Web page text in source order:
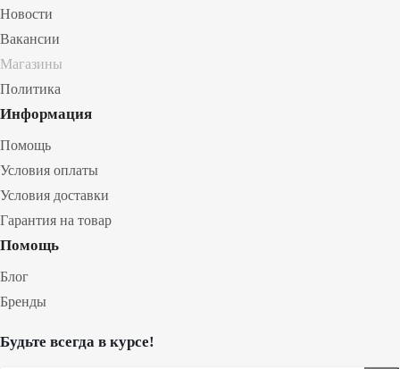
Новости
Вакансии
Магазины
Политика
Информация
Помощь
Условия оплаты
Условия доставки
Гарантия на товар
Помощь
Блог
Бренды
Будьте всегда в курсе!